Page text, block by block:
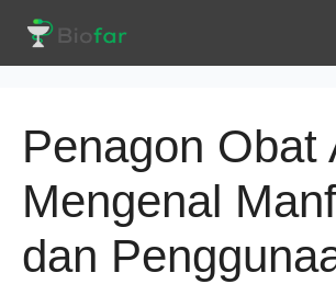
isi
Penagon Obat
Mengenal
dan